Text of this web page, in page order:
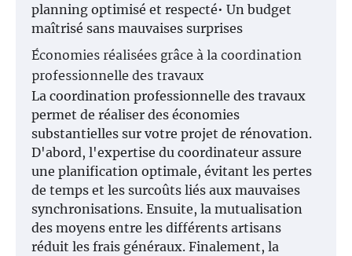
planning optimisé et respecté• Un budget
maîtrisé sans mauvaises surprises
Économies réalisées grâce à la coordination
professionnelle des travaux
La coordination professionnelle des travaux
permet de réaliser des économies
substantielles sur votre projet de rénovation.
D'abord, l'expertise du coordinateur assure
une planification optimale, évitant les pertes
de temps et les surcoûts liés aux mauvaises
synchronisations. Ensuite, la mutualisation
des moyens entre les différents artisans
réduit les frais généraux. Finalement, la